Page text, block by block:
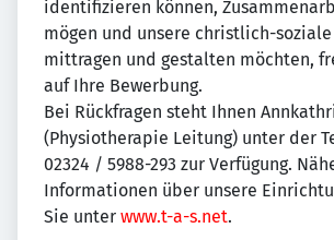
identifizieren können,
mögen und unsere christlich-
mittragen und gestalten möchten,
auf Ihre Bewerbung.
Bei Rückfragen steht Ihnen
(Physiotherapie Leitung) unter der
02324 / 5988-293 zur Verfügung.
Informationen über unsere
Sie unter www.t-a-s.net.